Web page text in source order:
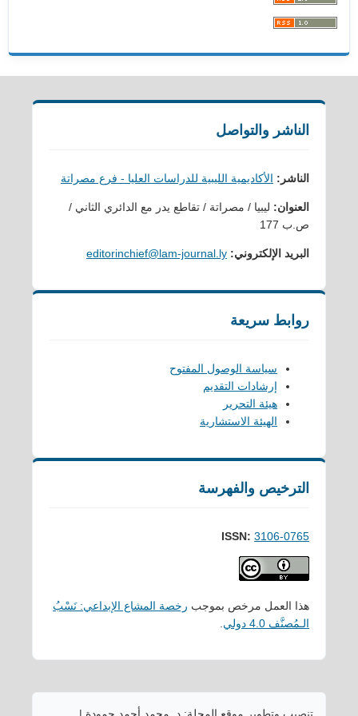
الناشر والتواصل
الناشر: الأكاديمية الليبية للدراسات العليا - فرع مصراتة
العنوان: ليبيا / مصراتة / تقاطع يدر مع الدائري الثاني /
ص.ب 177
البريد الإلكتروني: editorinchief@lam-journal.ly
روابط سريعة
سياسة الوصول المفتوح
إرشادات التقديم
هيئة التحرير
الهيئة الاستشارية
الترخيص والفهرسة
ISSN: 3106-0765
هذا العمل مرخص بموجب رخصة المشاع الإبداعي: نَسْبُ
الـمُصنَّف 4.0 دولي